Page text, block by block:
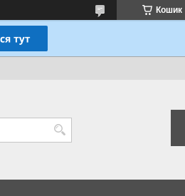
Кошик